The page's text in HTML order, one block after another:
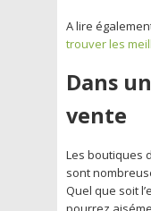
A lire
trouver les
Dans
vente
Les boutiques
sont
Quel que soit